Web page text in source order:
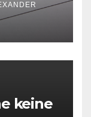
keine